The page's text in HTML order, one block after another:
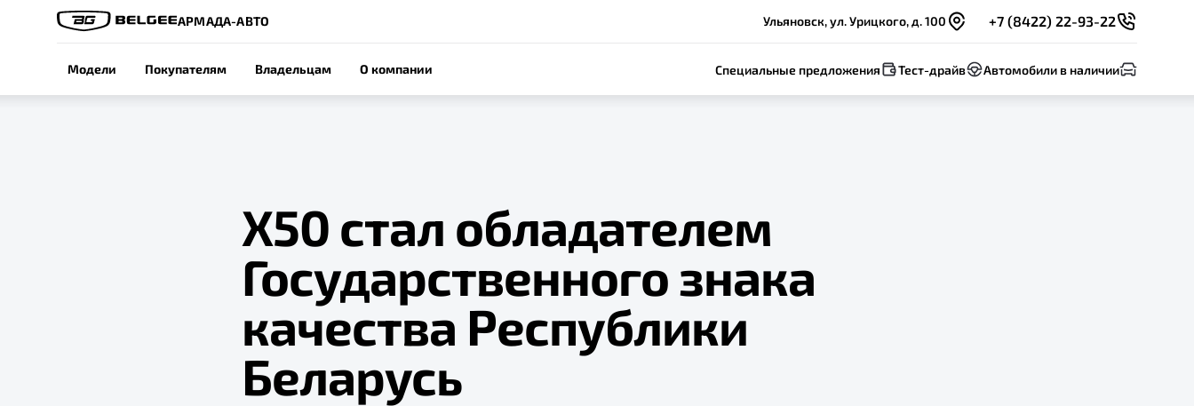
АРМАДА-АВТО Ульяновск, ул. Урицкого, д. 100 +7 (8422) 22-93-22
Модели Покупателям Владельцам О компании Специальные предложения Тест-драйв Автомобили в наличии
Х50 стал обладателем
Государственного знака
качества Республики
Беларусь